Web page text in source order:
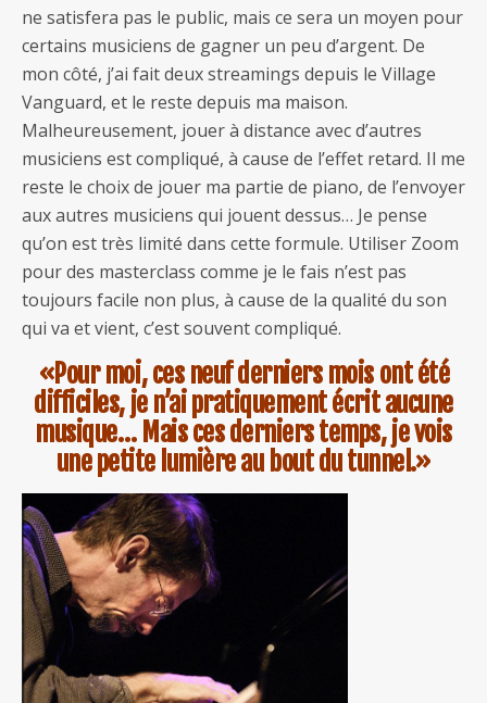
ne satisfera pas le public, mais ce sera un moyen pour
certains musiciens de gagner un peu d’argent. De
mon côté, j’ai fait deux streamings depuis le Village
Vanguard, et le reste depuis ma maison.
Malheureusement, jouer à distance avec d’autres
musiciens est compliqué, à cause de l’effet retard. Il me
reste le choix de jouer ma partie de piano, de l’envoyer
aux autres musiciens qui jouent dessus… Je pense
qu’on est très limité dans cette formule. Utiliser Zoom
pour des masterclass comme je le fais n’est pas
toujours facile non plus, à cause de la qualité du son
qui va et vient, c’est souvent compliqué.
«Pour moi, ces neuf derniers mois ont été
difficiles, je n’ai pratiquement écrit aucune
musique… Mais ces derniers temps, je vois
une petite lumière au bout du tunnel.»